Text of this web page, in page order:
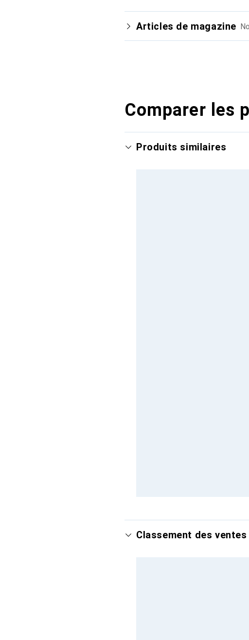
Articles de magazine
Comparer les
Produits similaires
Classement des